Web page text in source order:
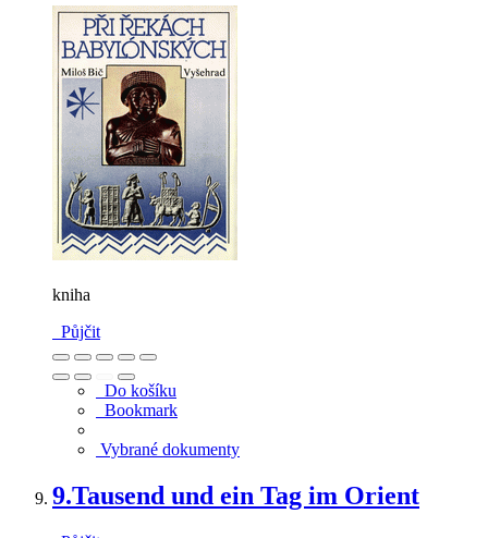
kniha
Půjčit
Do košíku
Bookmark
Vybrané dokumenty
9.Tausend und ein Tag im Orient